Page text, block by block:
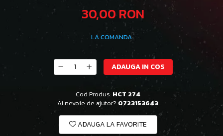
30,00 RON
LA COMANDA
ADAUGA IN COS
Cod Produs: HCT 274
Ai nevoie de ajutor? 0723153643
ADAUGA LA FAVORITE